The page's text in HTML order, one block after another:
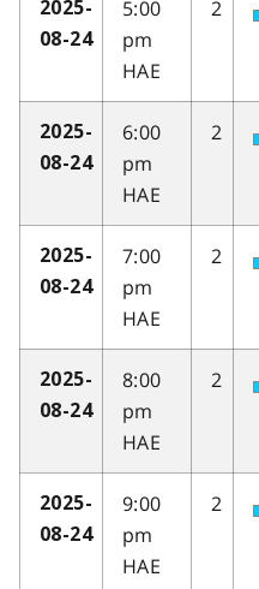
2025-
08-24
5:00
pm
HAE
2
2025-
08-24
6:00
pm
HAE
2
2025-
08-24
7:00
pm
HAE
2
2025-
08-24
8:00
pm
HAE
2
2025-
08-24
9:00
pm
HAE
2